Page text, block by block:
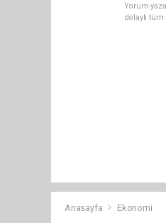
Yorum
dolaylı
Anasayfa Ekonomi